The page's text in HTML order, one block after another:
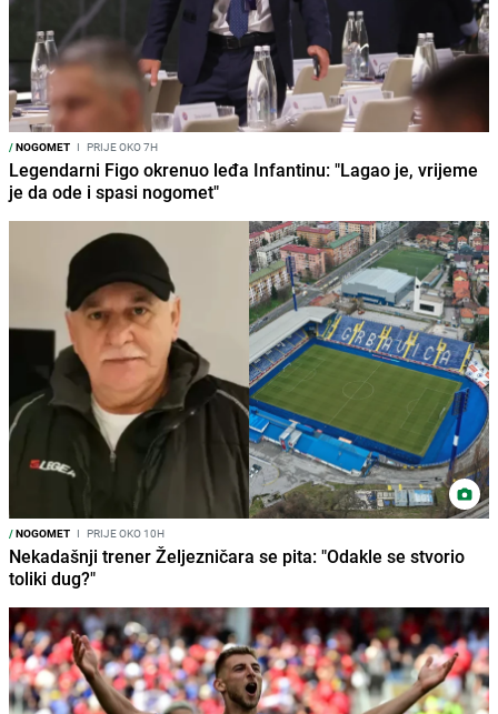
/NOGOMET I PRIJE OKO 7H
Legendarni Figo okrenuo leđa Infantinu: "Lagao je, vrijeme
je da ode i spasi nogomet"
/NOGOMET I PRIJE OKO 10H
Nekadašnji trener Željezničara se pita: "Odakle se stvorio
toliki dug?"